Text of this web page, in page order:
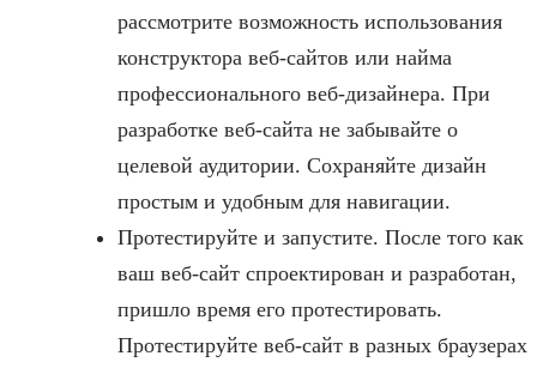
рассмотрите возможность использования
конструктора веб-сайтов или найма
профессионального веб-дизайнера. При
разработке веб-сайта не забывайте о
целевой аудитории. Сохраняйте дизайн
простым и удобным для навигации.
Протестируйте и запустите. После того как
ваш веб-сайт спроектирован и разработан,
пришло время его протестировать.
Протестируйте веб-сайт в разных браузерах